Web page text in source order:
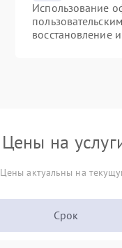
Использование
восстановление
Цены на
Цены актуальны на
Срок